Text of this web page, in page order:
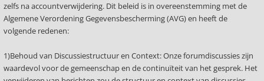
zelfs na accountverwijdering. Dit beleid is in overeenstemming met de
Algemene Verordening Gegevensbescherming (AVG) en heeft de
volgende redenen:
1)Behoud van Discussiestructuur en Context: Onze forumdiscussies zijn
waardevol voor de gemeenschap en de continuïteit van het gesprek. Het